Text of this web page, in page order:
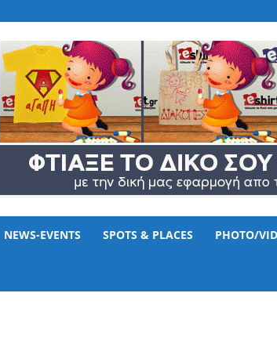
NEWS-EVENTS SPOTS & PLACES PHOTO/